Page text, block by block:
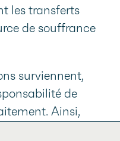
les transferts
de souffrance
surviennent,
de
Ainsi,